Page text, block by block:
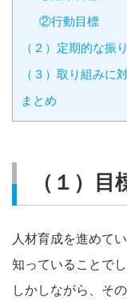
②行動目標
（２）定期的な振
（３）取り組みに
まとめ
（１）目
人材育成を進めて
知っていることでし
しかしながら、そ